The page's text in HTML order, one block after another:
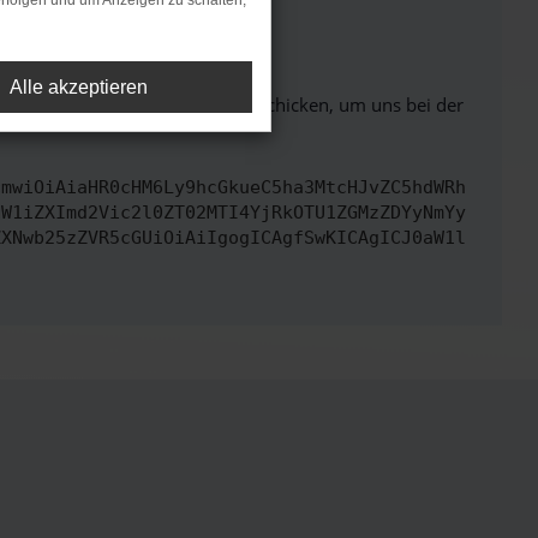
unterstützt werden.
Du kannst uns diesen Text schicken, um uns bei der
Alle akzeptieren